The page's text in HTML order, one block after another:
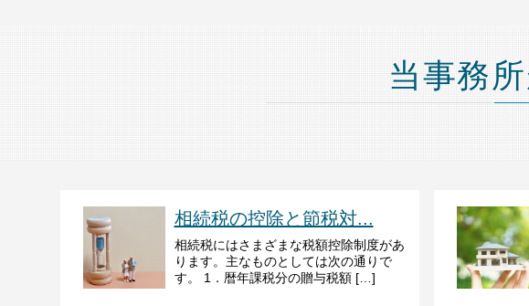
当事務
相続税の控除と節税対...
相続税にはさまざまな税額控除制度があ
ります。主なものとしては次の通りで
す。 1．暦年課税分の贈与税額 […]